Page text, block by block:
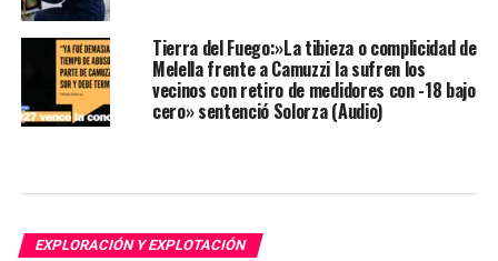
Tierra del Fuego:»La tibieza o complicidad de
Melella frente a Camuzzi la sufren los
vecinos con retiro de medidores con -18 bajo
cero» sentenció Solorza (Audio)
EXPLORACIÓN Y EXPLOTACIÓN